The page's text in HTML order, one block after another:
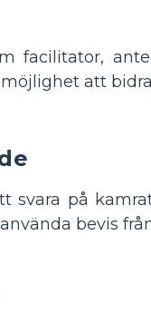
att
svara på
bevis